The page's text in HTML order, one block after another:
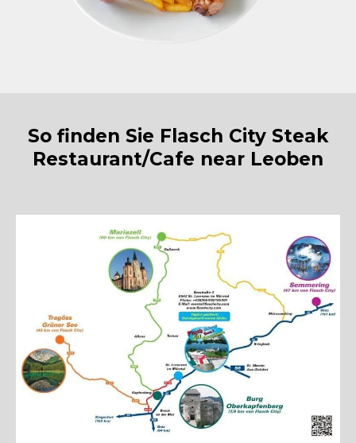
So finden Sie Flasch City Steak
Restaurant/Cafe near Leoben